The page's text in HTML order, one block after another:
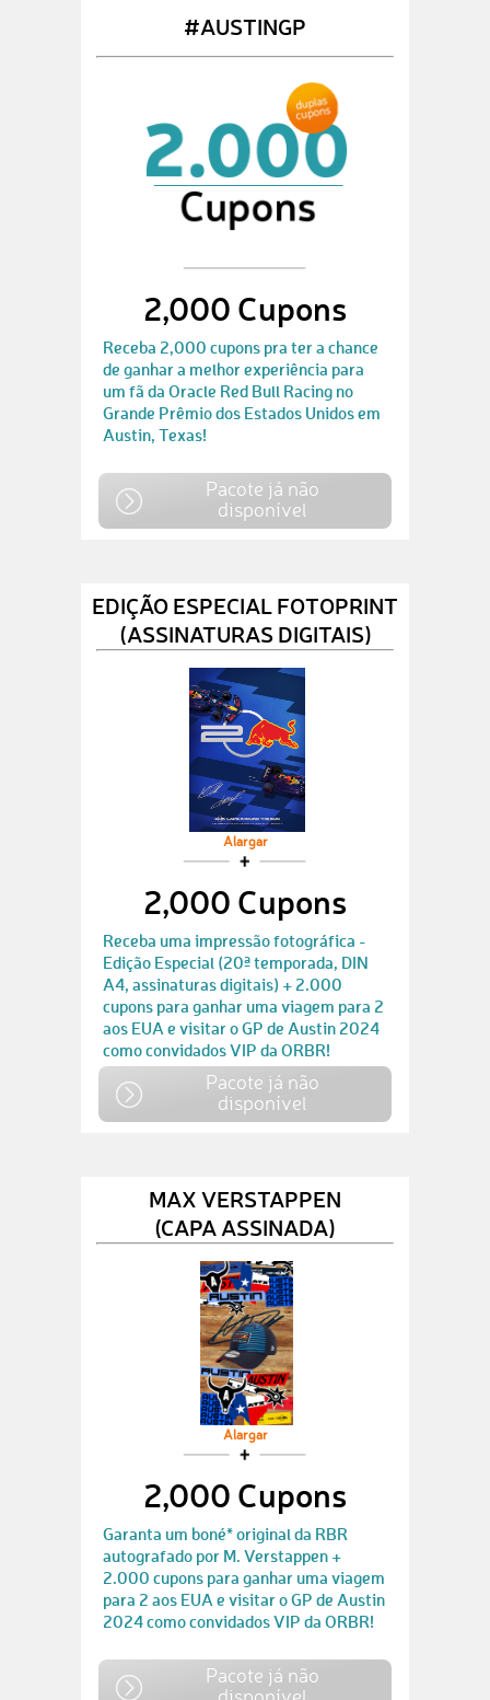
#AUSTINGP
2,000 Cupons
Receba 2,000 cupons pra ter a chance
de ganhar a melhor experiência para
um fã da Oracle Red Bull Racing no
Grande Prêmio dos Estados Unidos em
Austin, Texas!
Pacote já não
disponível
EDIÇÃO ESPECIAL FOTOPRINT
(ASSINATURAS DIGITAIS)
Alargar
2,000 Cupons
Receba uma impressão fotográfica -
Edição Especial (20ª temporada, DIN
A4, assinaturas digitais) + 2.000
cupons para ganhar uma viagem para 2
aos EUA e visitar o GP de Austin 2024
como convidados VIP da ORBR!
Pacote já não
disponível
MAX VERSTAPPEN
(CAPA ASSINADA)
Alargar
2,000 Cupons
Garanta um boné* original da RBR
autografado por M. Verstappen +
2.000 cupons para ganhar uma viagem
para 2 aos EUA e visitar o GP de Austin
2024 como convidados VIP da ORBR!
Pacote já não